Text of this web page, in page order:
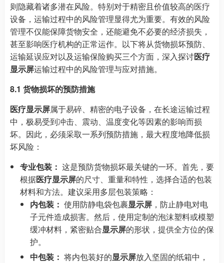
则隐藏着诸多潜在风险。特别对于精密且价值较高的医疗
设备，运输过程中的风险管理显得尤为重要。有效的风险
管理不仅能保障货物安全，还能避免不必要的经济损失，
甚至影响医疗机构的正常运作。以下将从货物损坏预防、
运输延误应对以及运输保险购买三个方面，深入探讨医疗
显示屏运输过程中的风险管理与应对措施。
8.1 货物损坏的预防措施
医疗显示屏属于易碎、精密的电子设备，在长途运输过程
中，极易受到冲击、震动、温度变化等因素的影响而损
坏。因此，必须采取一系列预防措施，最大程度地降低损
坏风险：
专业包装： 这是预防货物损坏最关键的一环。首先，要
根据医疗显示屏的尺寸、重量和特性，选择合适的包装
材料和方法。建议采用多层包装策略：
内包装： 使用防静电袋包裹显示屏 ，防止静电对电
子元件造成损害。然后，使用定制的泡沫塑料或模塑
缓冲材料，紧密贴合显示屏的形状，提供全方位的保
护。
中包装： 将内包装好的显示屏放入坚固的纸箱中，